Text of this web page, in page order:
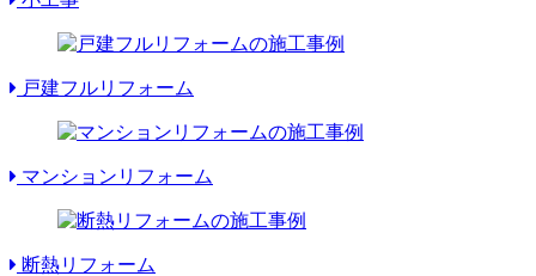
戸建フルリフォーム
マンションリフォーム
断熱リフォーム